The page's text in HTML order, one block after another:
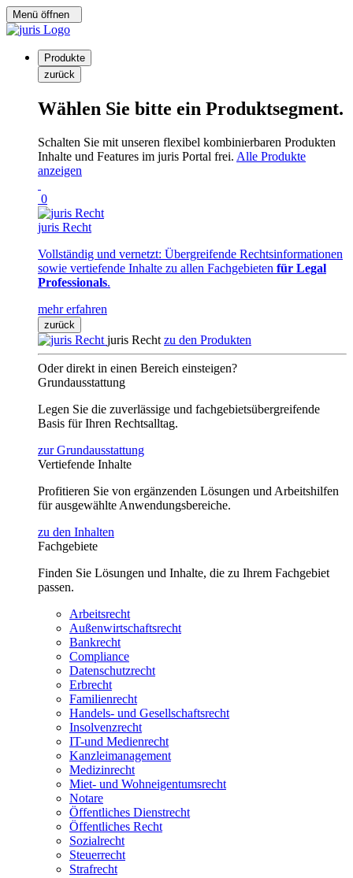
Menü öffnen
Produkte
zurück
Wählen Sie bitte ein Produktsegment.
Schalten Sie mit unseren flexibel kombinierbaren Produkten
Inhalte und Features im juris Portal frei. Alle Produkte
anzeigen
0
juris Recht
Vollständig und vernetzt: Übergreifende Rechtsinformationen
sowie vertiefende Inhalte zu allen Fachgebieten für Legal
Professionals.
mehr erfahren
zurück
juris Recht zu den Produkten
Oder direkt in einen Bereich einsteigen?
Grundausstattung
Legen Sie die zuverlässige und fachgebietsübergreifende
Basis für Ihren Rechtsalltag.
zur Grundausstattung
Vertiefende Inhalte
Profitieren Sie von ergänzenden Lösungen und Arbeitshilfen
für ausgewählte Anwendungsbereiche.
zu den Inhalten
Fachgebiete
Finden Sie Lösungen und Inhalte, die zu Ihrem Fachgebiet
passen.
Arbeitsrecht
Außenwirtschaftsrecht
Bankrecht
Compliance
Datenschutzrecht
Erbrecht
Familienrecht
Handels- und Gesellschaftsrecht
Insolvenzrecht
IT-und Medienrecht
Kanzleimanagement
Medizinrecht
Miet- und Wohneigentumsrecht
Notare
Öffentliches Dienstrecht
Öffentliches Recht
Sozialrecht
Steuerrecht
Strafrecht